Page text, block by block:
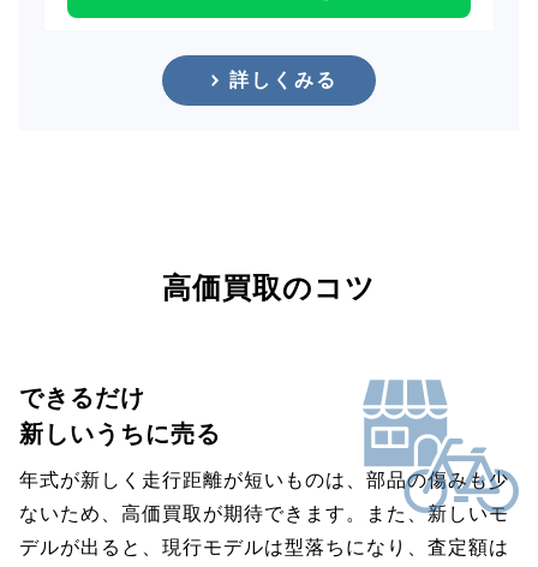
詳しくみる
高価買取のコツ
できるだけ
新しいうちに売る
年式が新しく走行距離が短いものは、部品の傷みも少
ないため、高価買取が期待できます。また、新しいモ
デルが出ると、現行モデルは型落ちになり、査定額は